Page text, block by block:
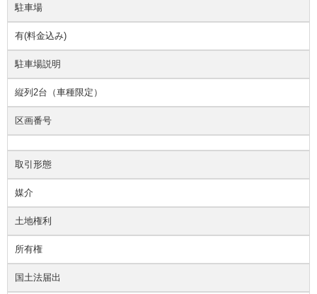
駐車場
有(料金込み)
駐車場説明
縦列2台（車種限定）
区画番号
取引形態
媒介
土地権利
所有権
国土法届出